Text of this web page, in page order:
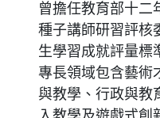
曾擔任教育部十二
種子講師研習評核
生學習成就評量標
專長領域包含藝術
與教學、行政與教